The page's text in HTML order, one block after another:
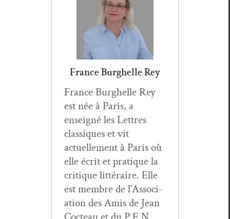
France Burghelle Rey
France Burghelle Rey
est née à Paris, a
enseigné les Let­tres
clas­siques et vit
actuelle­ment à Paris où
elle écrit et pra­tique la
cri­tique lit­téraire. Elle
est mem­bre de l’As­so­ci­
a­tion des Amis de Jean